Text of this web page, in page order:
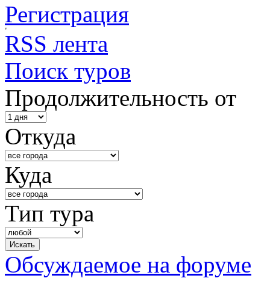
Регистрация
RSS лента
Поиск туров
Продолжительность от
Откуда
Куда
Тип тура
Обсуждаемое на форуме